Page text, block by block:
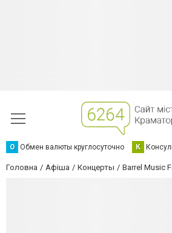
О Обмен валюты круглосуточно К
Головна Афіша Концерты Barrel Music